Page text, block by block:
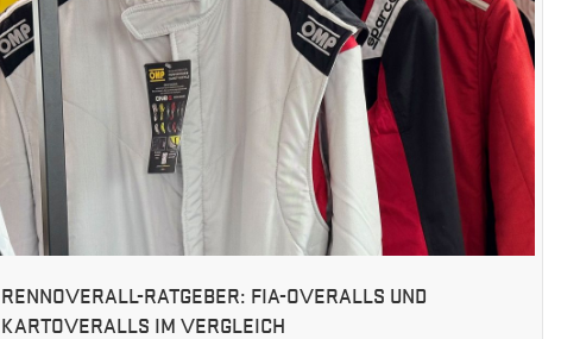
RENNOVERALL-RATGEBER: FIA-OVERALLS UND
KARTOVERALLS IM VERGLEICH